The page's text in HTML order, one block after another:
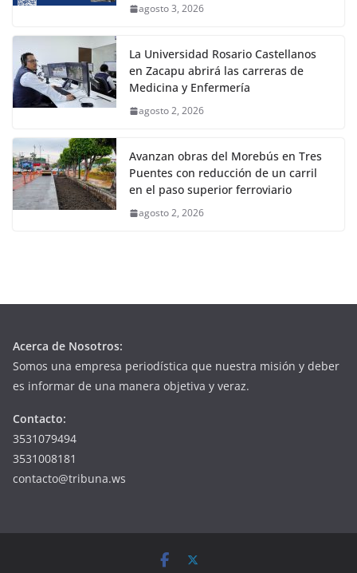
agosto 3, 2026
La Universidad Rosario Castellanos
en Zacapu abrirá las carreras de
Medicina y Enfermería
agosto 2, 2026
Avanzan obras del Morebús en Tres
Puentes con reducción de un carril
en el paso superior ferroviario
agosto 2, 2026
Acerca de Nosotros:
Somos una empresa periodística que nuestra misión y deber
es informar de una manera objetiva y veraz.
Contacto:
3531079494
3531008181
contacto@tribuna.ws